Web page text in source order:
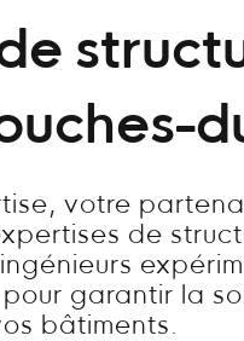
votre
de
garantir la
bâtiments.